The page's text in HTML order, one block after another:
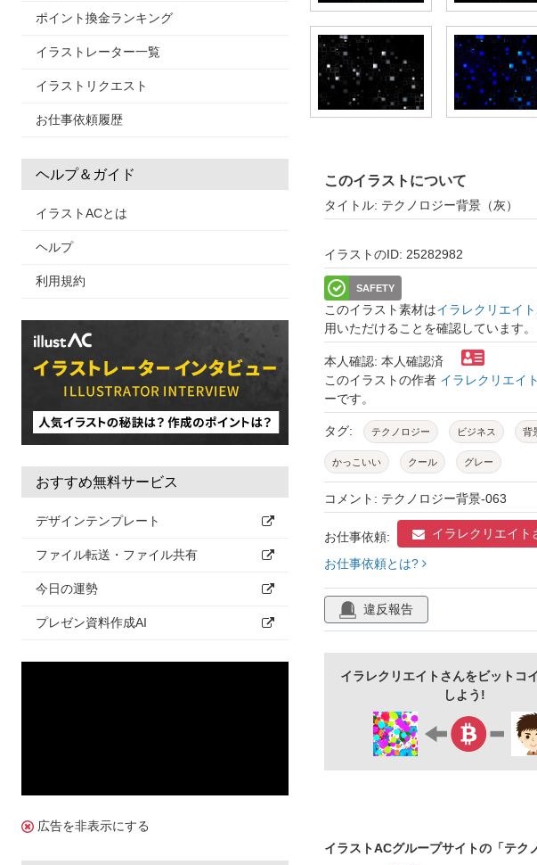
ポイント換金ランキング
イラストレーター一覧
イラストリクエスト
お仕事依頼履歴
ヘルプ＆ガイド
イラストACとは
ヘルプ
利用規約
おすすめ無料サービス
デザインテンプレート
ファイル転送・ファイル共有
今日の運勢
プレゼン資料作成AI
広告を非表示にする
このイラストについて
タイトル: テクノロジー背景（灰）
イラストのID: 25282982
SAFETY
このイラスト素材はイラレクリエイ
用いただけることを確認しています。
本人確認: 本人確認済
このイラストの作者 イラレクリエイト
ーです。
タグ: テクノロジー ビジネス 背
かっこいい クール グレー
コメント: テクノロジー背景-063
お仕事依頼: イラレクリエイト
お仕事依頼とは?
違反報告
イラレクリエイトさんをビットコ
しよう!
イラストACグループサイトの「テク